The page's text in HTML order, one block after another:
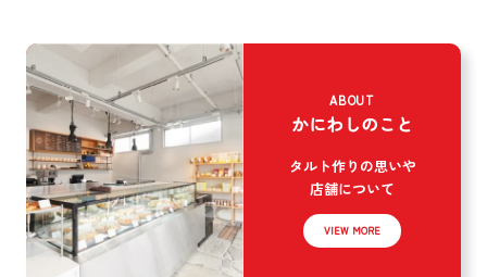
ABOUT
かにわしのこと
タルト作りの思いや
店舗について
VIEW MORE